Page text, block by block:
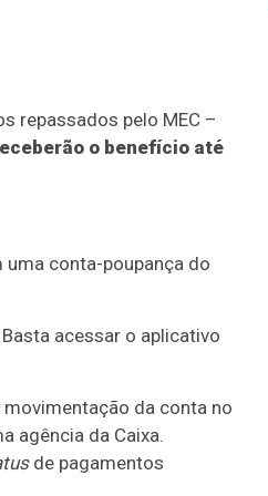
repassados pelo MEC –
o benefício até
uma conta-poupança do
acessar o aplicativo
da conta no
agência da Caixa.
de pagamentos